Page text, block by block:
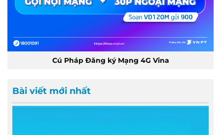
Cú Pháp Đăng ký Mạng 4G Vina
Bài viết mới nhất